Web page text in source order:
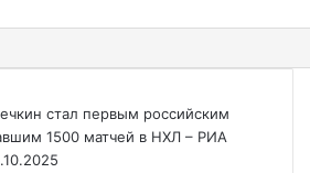
стал первым российским
1500 матчей в НХЛ – РИА